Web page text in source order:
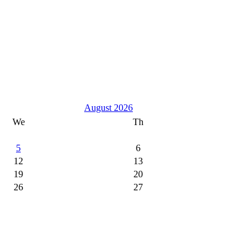
August 2026
We Th
5 6
12 13
19 20
26 27